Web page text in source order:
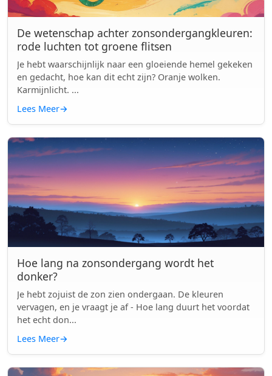
De wetenschap achter zonsondergangkleuren:
rode luchten tot groene flitsen
Je hebt waarschijnlijk naar een gloeiende hemel gekeken
en gedacht, hoe kan dit echt zijn? Oranje wolken.
Karmijnlicht. ...
Lees Meer→
Hoe lang na zonsondergang wordt het
donker?
Je hebt zojuist de zon zien ondergaan. De kleuren
vervagen, en je vraagt je af - Hoe lang duurt het voordat
het echt don...
Lees Meer→